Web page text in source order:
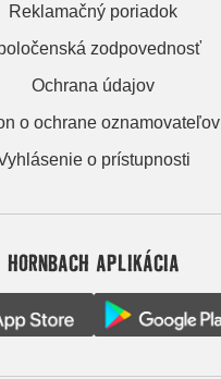
Reklamačný poriadok
zodpovednosť
Ochrana údajov
o ochrane oznamovateľov
o prístupnosti
HORNBACH APLIKÁCIA